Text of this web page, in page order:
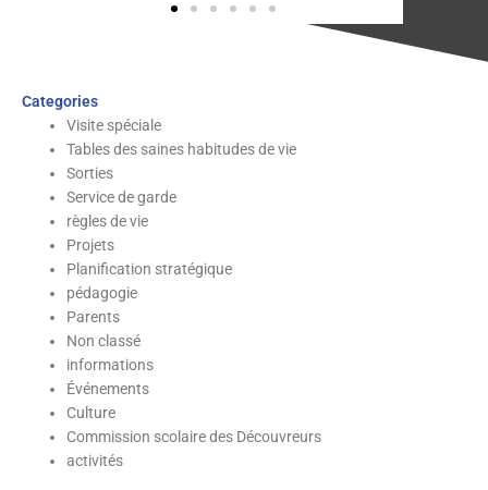
Categories
Visite spéciale
Tables des saines habitudes de vie
Sorties
Service de garde
règles de vie
Projets
Planification stratégique
pédagogie
Parents
Non classé
informations
Événements
Culture
Commission scolaire des Découvreurs
activités